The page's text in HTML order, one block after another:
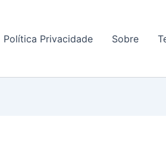
Política Privacidade Sobre